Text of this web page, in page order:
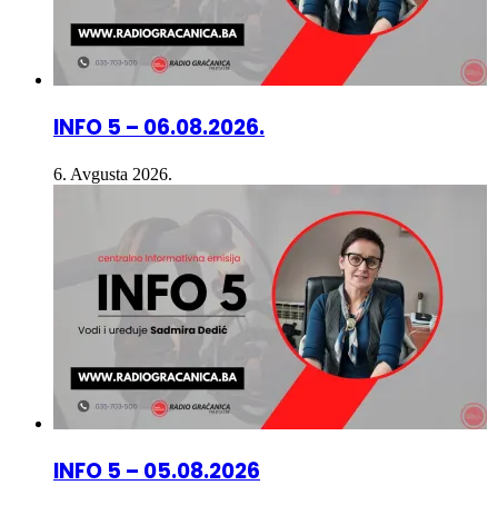
INFO 5 – 06.08.2026.
6. Avgusta 2026.
INFO 5 – 05.08.2026
5. Avgusta 2026.